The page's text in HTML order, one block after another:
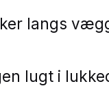
langs
lugt i